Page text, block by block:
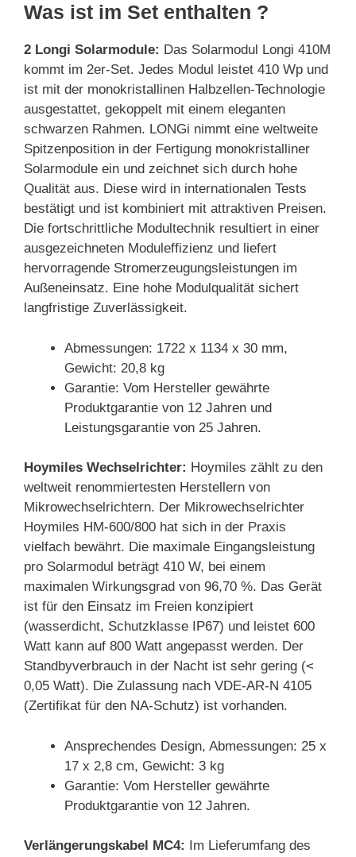
Was ist im Set enthalten ?
2 Longi Solarmodule: Das Solarmodul Longi 410M
kommt im 2er-Set. Jedes Modul leistet 410 Wp und
ist mit der monokristallinen Halbzellen-Technologie
ausgestattet, gekoppelt mit einem eleganten
schwarzen Rahmen. LONGi nimmt eine weltweite
Spitzenposition in der Fertigung monokristalliner
Solarmodule ein und zeichnet sich durch hohe
Qualität aus. Diese wird in internationalen Tests
bestätigt und ist kombiniert mit attraktiven Preisen.
Die fortschrittliche Modultechnik resultiert in einer
ausgezeichneten Moduleffizienz und liefert
hervorragende Stromerzeugungsleistungen im
Außeneinsatz. Eine hohe Modulqualität sichert
langfristige Zuverlässigkeit.
Abmessungen: 1722 x 1134 x 30 mm,
Gewicht: 20,8 kg
Garantie: Vom Hersteller gewährte
Produktgarantie von 12 Jahren und
Leistungsgarantie von 25 Jahren.
Hoymiles Wechselrichter: Hoymiles zählt zu den
weltweit renommiertesten Herstellern von
Mikrowechselrichtern. Der Mikrowechselrichter
Hoymiles HM-600/800 hat sich in der Praxis
vielfach bewährt. Die maximale Eingangsleistung
pro Solarmodul beträgt 410 W, bei einem
maximalen Wirkungsgrad von 96,70 %. Das Gerät
ist für den Einsatz im Freien konzipiert
(wasserdicht, Schutzklasse IP67) und leistet 600
Watt kann auf 800 Watt angepasst werden. Der
Standbyverbrauch in der Nacht ist sehr gering (<
0,05 Watt). Die Zulassung nach VDE-AR-N 4105
(Zertifikat für den NA-Schutz) ist vorhanden.
Ansprechendes Design, Abmessungen: 25 x
17 x 2,8 cm, Gewicht: 3 kg
Garantie: Vom Hersteller gewährte
Produktgarantie von 12 Jahren.
Verlängerungskabel MC4:
Im Lieferumfang des